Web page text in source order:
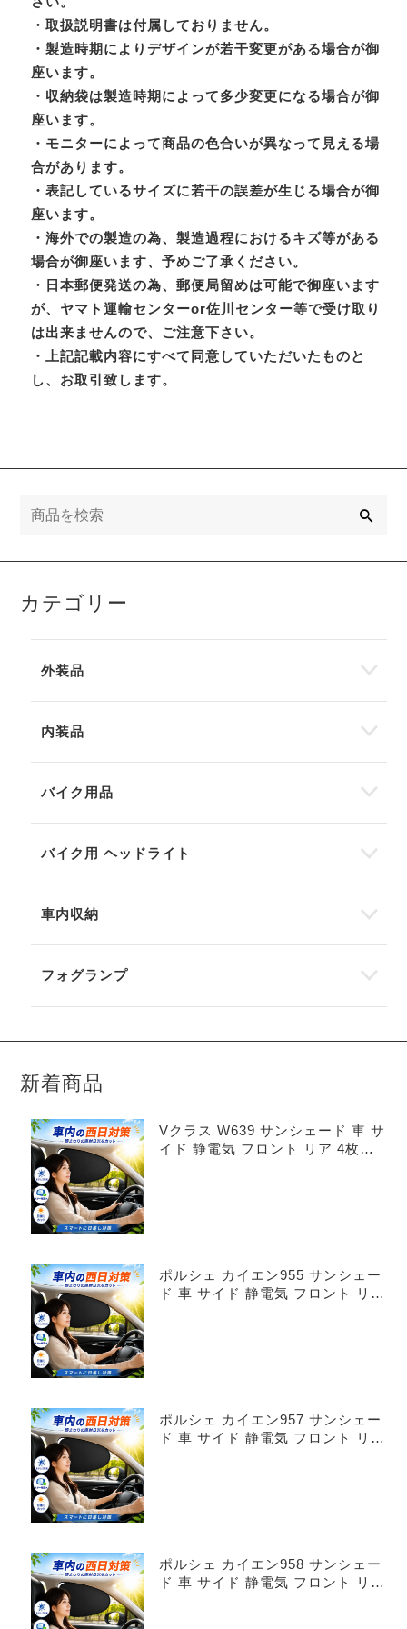
・取扱説明書は付属しておりません。
・製造時期によりデザインが若干変更がある場合が御
座います。
・収納袋は製造時期によって多少変更になる場合が御
座います。
・モニターによって商品の色合いが異なって見える場
合があります。
・表記しているサイズに若干の誤差が生じる場合が御
座います。
・海外での製造の為、製造過程におけるキズ等がある
場合が御座います、予めご了承ください。
・日本郵便発送の為、郵便局留めは可能で御座います
が、ヤマト運輸センターor佐川センター等で受け取り
は出来ませんので、ご注意下さい。
・上記記載内容にすべて同意していただいたものと
し、お取引致します。
カテゴリー
外装品
内装品
バイク用品
バイク用 ヘッドライト
車内収納
フォグランプ
新着商品
Vクラス W639 サンシェード 車 サ
イド 静電気 フロント リア 4枚セ
ポルシェ カイエン955 サンシェー
ド 車 サイド 静電気 フロント リア
ポルシェ カイエン957 サンシェー
ド 車 サイド 静電気 フロント リア
ポルシェ カイエン958 サンシェー
ド 車 サイド 静電気 フロント リア